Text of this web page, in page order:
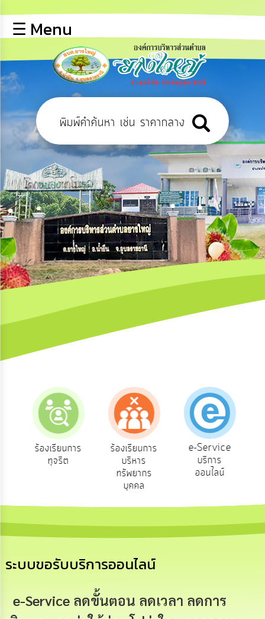
หลัก
ข้อมูล
พื้น
บุคลากร
ประชาสัมพันธ์
การ
ปฏิสัมพันธ์
ข้อมูล
รับ
ฟัง
ความ
คิด
แผน
แผน
พัฒนา
บริหาร/
พัฒนา
ทรัพยากร
บุคคล
ส่ง
เสริม
จัด
ซื้อ
☰ Menu
ร้องเรียนการ
ทุจริต
ร้องเรียนการ
บริหาร
ทรัพยากร
บุคคล
e-Service
บริการ
ออนไลน์
ระบบขอรับบริการออนไลน์
e-Service ลดขั้นตอน ลดเวลา ลดการ